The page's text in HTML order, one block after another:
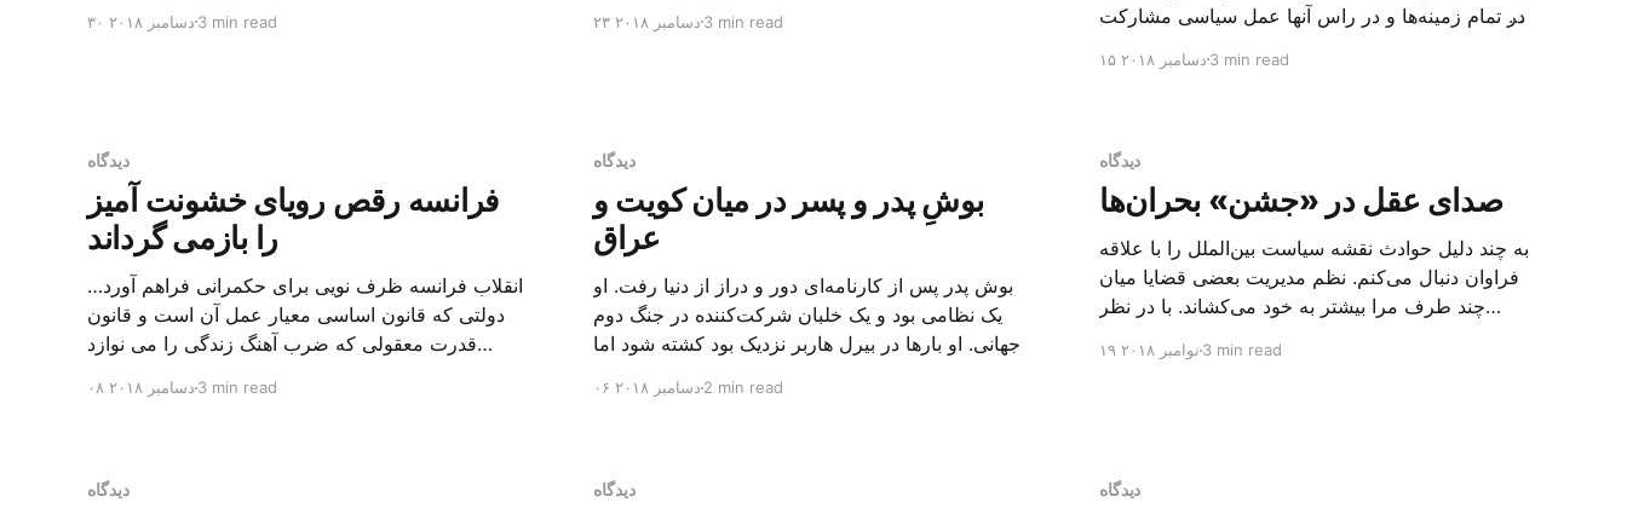
ارزیابی دلیل سقوط سریع پادشاهی در لیبی که به
۳۰ دسامبر ۲۰۱۸ 3 min read
گرامی‌داشت زبان عربی است. در سال ۱۹۷۳ جمعیت
۲۳ دسامبر ۲۰۱۸3 min read
در تمام زمینه‌ها و در راس آنها عمل سیاسی مشارکت
در شرایط مختلف به فرانسه مهاجرت کردند و برخی
۱۵ دسامبر ۲۰۱۸3 min read
دیدگاه
فرانسه رقص رویای خشونت آمیز
را بازمی گرداند
انقلاب فرانسه ظرف نویی برای حکمرانی فراهم آورد…
دولتی که قانون اساسی معیار عمل آن است و قانون
قدرت معقولی که ضرب آهنگ زندگی را می نوازد
رغم توقفِ آغاز، می چرخد. انفجاری که مقیاس ویژه
۰۸ دسامبر ۲۰۱۸ 3 min read
دیدگاه
بوشِ پدر و پسر در میان کویت و
عراق
بوش پدر پس از کارنامه‌ای دور و دراز از دنیا رفت. او
یک نظامی بود و یک خلبان شرکت‌کننده در جنگ دوم
جهانی. او بارها در بیرل هاربر نزدیک بود کشته شود اما
از معدود نجات‌یافتگان بود. همین تجربه در ذهن او تا ابد
۰۶ دسامبر ۲۰۱۸2 min read
دیدگاه
صدای عقل در «جشن» بحران‌ها
به چند دلیل حوادث نقشه سیاست بین‌الملل را با علاقه
فراوان دنبال می‌کنم. نظم مدیریت بعضی قضایا میان
چند طرف مرا بیشتر به خود می‌کشاند. با در نظر
حکمرانی می‌کنند و قدرت هر کیانی از جهت اقتصادی و
۱۹ نوامبر ۲۰۱۸3 min read
دیدگاه دیدگاه دیدگاه